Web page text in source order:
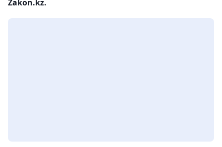
Zakon.kz.